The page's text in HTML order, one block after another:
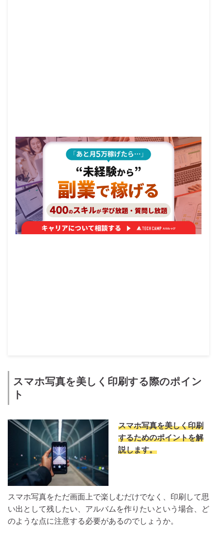
スマホ写真を美しく印刷する際のポイン
ト
スマホ写真を美しく印刷
するためのポイントを解
説します。
スマホ写真をただ画面上で楽しむだけでなく、印刷して思
い出として残したい、アルバムを作りたいという場合、ど
のような点に注意する必要があるのでしょうか。